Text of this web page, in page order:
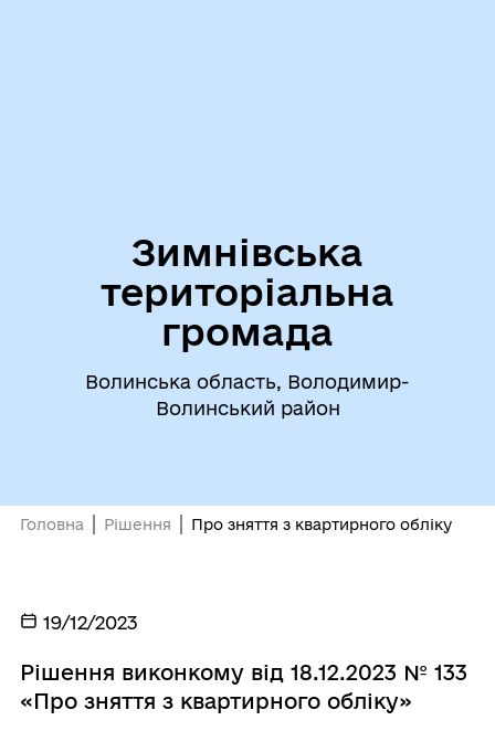
Зимнівська
територіальна
громада
Волинська область, Володимир-
Волинський район
Головна Рішення Про зняття з квартирного обліку
19/12/2023
Рішення виконкому від 18.12.2023 № 133
«Про зняття з квартирного обліку»